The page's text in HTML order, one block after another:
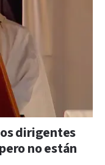
dirigentes
no están